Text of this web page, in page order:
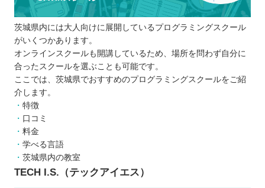
スケジュール
受講形式
受講料
カリキュラム
サポート体制
プログラミングスクールに通う5つのメリット
実務に役立つスキルを学べる
効率的に学習できる
茨城県内には大人向けに展開しているプログラミングスクール
がいくつかあります。
オンラインスクールも開講しているため、場所を問わず自分に
合ったスクールを選ぶことも可能です。
ここでは、茨城県でおすすめのプログラミングスクールをご紹
介します。
特徴
口コミ
料金
学べる言語
茨城県内の教室
TECH I.S.（テックアイエス）